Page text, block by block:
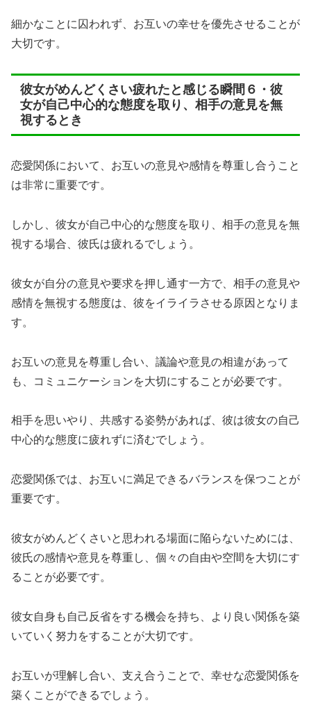
細かなことに囚われず、お互いの幸せを優先させることが
大切です。
彼女がめんどくさい疲れたと感じる瞬間６・彼
女が自己中心的な態度を取り、相手の意見を無
視するとき
恋愛関係において、お互いの意見や感情を尊重し合うこと
は非常に重要です。
しかし、彼女が自己中心的な態度を取り、相手の意見を無
視する場合、彼氏は疲れるでしょう。
彼女が自分の意見や要求を押し通す一方で、相手の意見や
感情を無視する態度は、彼をイライラさせる原因となりま
す。
お互いの意見を尊重し合い、議論や意見の相違があって
も、コミュニケーションを大切にすることが必要です。
相手を思いやり、共感する姿勢があれば、彼は彼女の自己
中心的な態度に疲れずに済むでしょう。
恋愛関係では、お互いに満足できるバランスを保つことが
重要です。
彼女がめんどくさいと思われる場面に陥らないためには、
彼氏の感情や意見を尊重し、個々の自由や空間を大切にす
ることが必要です。
彼女自身も自己反省をする機会を持ち、より良い関係を築
いていく努力をすることが大切です。
お互いが理解し合い、支え合うことで、幸せな恋愛関係を
築くことができるでしょう。